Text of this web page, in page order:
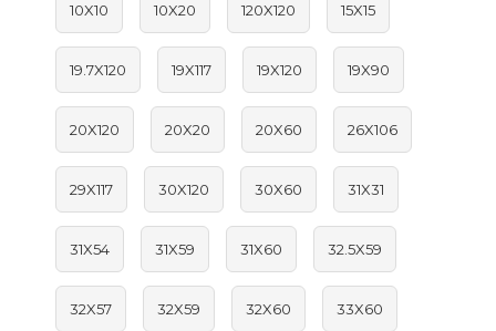
10X10 10X20 120X120 15X15
19.7X120 19X117 19X120 19X90
20X120 20X20 20X60 26X106
29X117 30X120 30X60 31X31
31X54 31X59 31X60 32.5X59
32X57 32X59 32X60 33X60